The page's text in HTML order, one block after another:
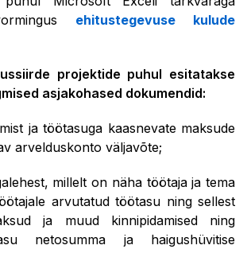
ehitustegevuse kulude
projektide puhul esitatakse
asjakohased dokumendid:
ja töötasuga kaasnevate maksude
arvelduskonto väljavõte;
millelt on näha töötaja ja tema
arvutatud töötasu ning sellest
ja muud kinnipidamised ning
netosumma ja haigushüvitise